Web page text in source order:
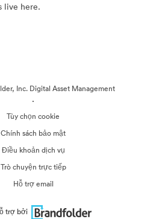
live here.
Inc. Digital Asset Management
·
Tùy chọn cookie
Chính sách bảo mật
Điều khoản dịch vụ
Trò chuyện trực tiếp
Hỗ trợ email
trợ bởi